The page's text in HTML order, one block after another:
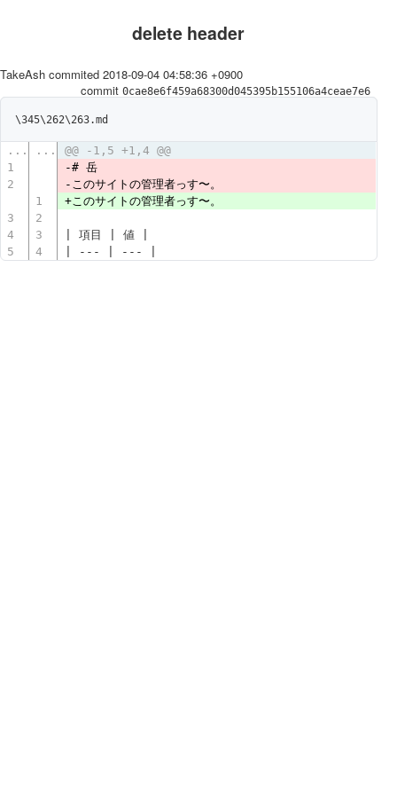
delete header
TakeAsh commited 2018-09-04 04:58:36 +0900
commit 0cae8e6f459a68300d045395b155106a4ceae7e6
\345\262\263.md
... ...
@@ -1,5 +1,4 @@
1
- # 岳
2
-このサイトの管理者っす〜。
1
+ このサイトの管理者っす〜。
3
2
4
3
| 項目 | 値 |
5
4 | --- | --- |